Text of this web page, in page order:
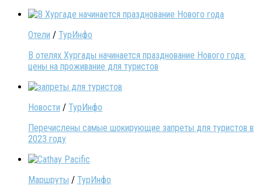
Отели / ТурИнфо
В отелях Хургады начинается празднование Нового года:
цены на проживание для туристов
Новости / ТурИнфо
Перечислены самые шокирующие запреты для туристов в
2023 году
Маршруты / ТурИнфо